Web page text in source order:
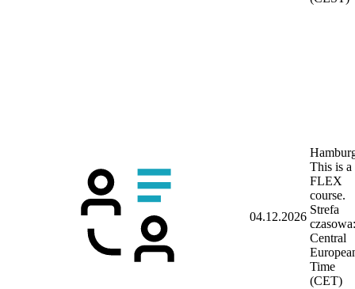
04.12.2026
This is a
FLEX
course.
Strefa
czasowa:
Central
Time
(CET)